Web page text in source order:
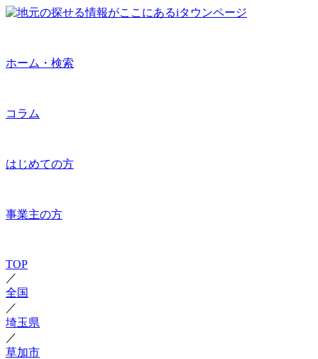
ホーム・検索
コラム
はじめての方
事業主の方
TOP
／
全国
／
埼玉県
／
草加市